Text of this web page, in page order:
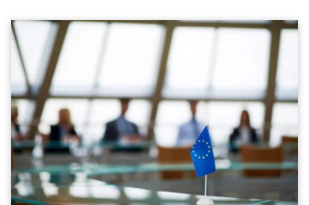
ION
:
LES
ASSUREURS
SE
MOBILISENT
POUR
MIEUX
CONNAÎTRE
ET
PRÉVENIR
LES
RISQUES